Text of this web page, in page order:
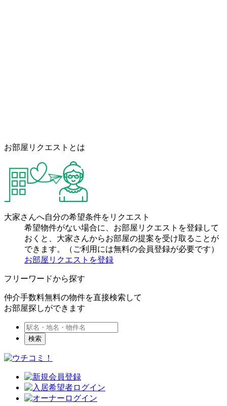
お部屋リクエストとは
大家さんへ自分の希望条件をリクエスト
希望物件がない場合に、お部屋リクエストを登録して
おくと、大家さんからお部屋の提案を受け取ることが
できます。（ご利用には無料の会員登録が必要です）
お部屋リクエストを登録
フリーワードから探す
仲介手数料無料の物件を直接検索して
お部屋探しができます
検索